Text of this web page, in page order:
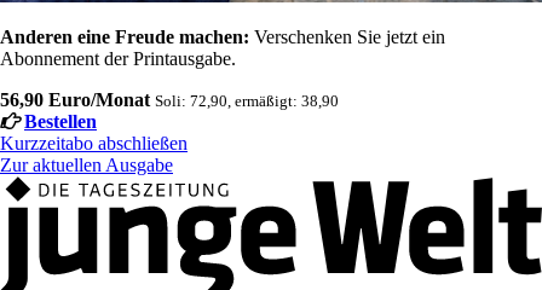
Anderen eine Freude machen: Verschenken Sie jetzt ein
Abonnement der Printausgabe.
56,90 Euro/Monat Soli: 72,90, ermäßigt: 38,90
Bestellen
Kurzzeitabo abschließen
Zur aktuellen Ausgabe